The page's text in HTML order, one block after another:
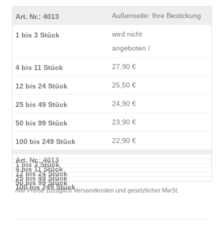
Außenseite: Ihre Bestickung
wird nicht
angeboten /
27,90 €
25,50 €
24,90 €
23,90 €
22,90 €
Alle Preise zuzüglich Versandkosten und gesetzlicher MwSt.